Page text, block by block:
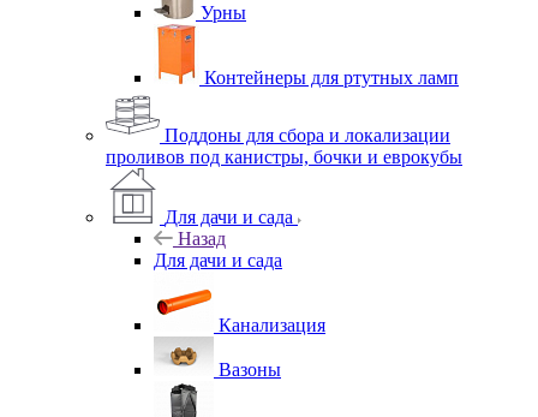
Урны
Контейнеры для ртутных ламп
Поддоны для сбора и локализации
проливов под канистры, бочки и еврокубы
Для дачи и сада
Назад
Для дачи и сада
Канализация
Вазоны